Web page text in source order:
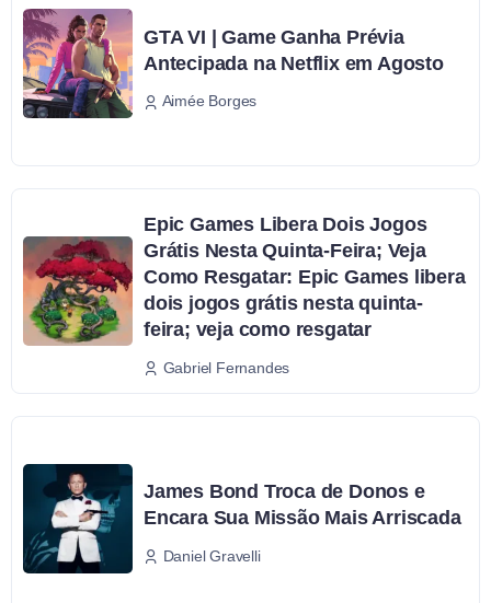
GTA VI | Game Ganha Prévia
Antecipada na Netflix em Agosto
Aimée Borges
Epic Games Libera Dois Jogos
Grátis Nesta Quinta-Feira; Veja
Como Resgatar: Epic Games libera
dois jogos grátis nesta quinta-
feira; veja como resgatar
Gabriel Fernandes
James Bond Troca de Donos e
Encara Sua Missão Mais Arriscada
Daniel Gravelli